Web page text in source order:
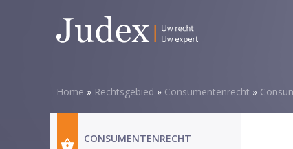
Home » Rechtsgebied » Consumentenrecht »
CONSUMENTENRECHT